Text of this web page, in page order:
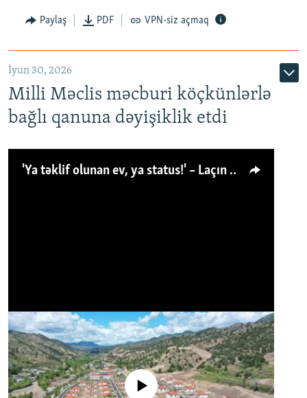
Paylaş PDF VPN-siz açmaq
İyun 30, 2026
Milli Məclis məcburi köçkünlərlə
bağlı qanuna dəyişiklik etdi
'Ya təklif olunan ev, ya status!' – Laçın köçkünü: 'Laçından başqa heç hara!'
No media source currently available